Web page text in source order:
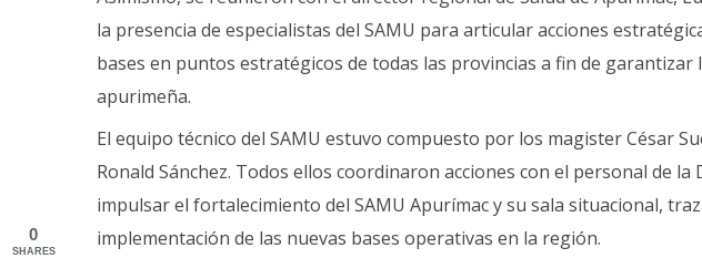
la presencia de especialistas del SAMU para articular acciones
bases en puntos estratégicos de todas las provincias a fin de
apurimeña.
El equipo técnico del SAMU estuvo compuesto por los magister César
Ronald Sánchez. Todos ellos coordinaron acciones con el personal de la
impulsar el fortalecimiento del SAMU Apurímac y su sala situacional,
implementación de las nuevas bases operativas en la región.
0
SHARES